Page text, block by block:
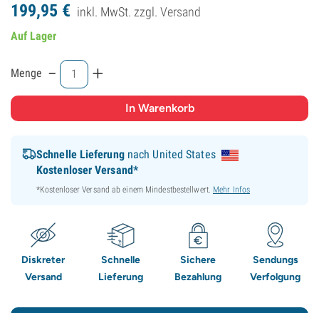
199,95 € inkl. MwSt. zzgl. Versand
Auf Lager
Menge - +
Schnelle Lieferungnach United States
Kostenloser Versand*
*Kostenloser Versand ab einem Mindestbestellwert. Mehr Infos
Diskreter
Versand
Schnelle
Lieferung
Sichere
Bezahlung
Sendungs
Verfolgung